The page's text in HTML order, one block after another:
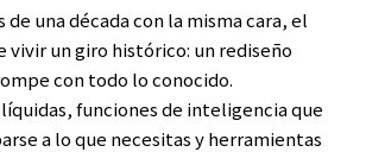
de una década con la misma cara, el
vivir un giro histórico: un rediseño
con todo lo conocido.
funciones de inteligencia que
a lo que necesitas y herramientas